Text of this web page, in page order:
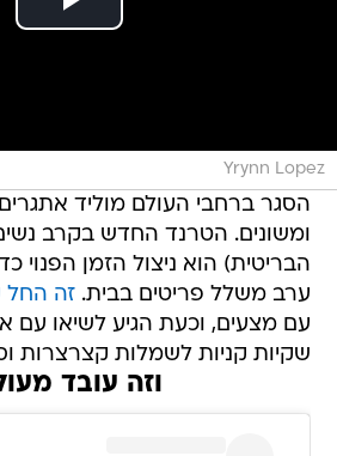
Yrynn Lopez
הסגר ברחבי העולם מוליד אתגרים
ומשונים. הטרנד החדש בקרב
הבריטית) הוא ניצול הזמן הפנוי
ערב משלל פריטים בבית.זה החל
עם מצעים, וכעת הגיע לשיאו עם
שקיות קניות לשמלות קצרצרות
וזה עובד